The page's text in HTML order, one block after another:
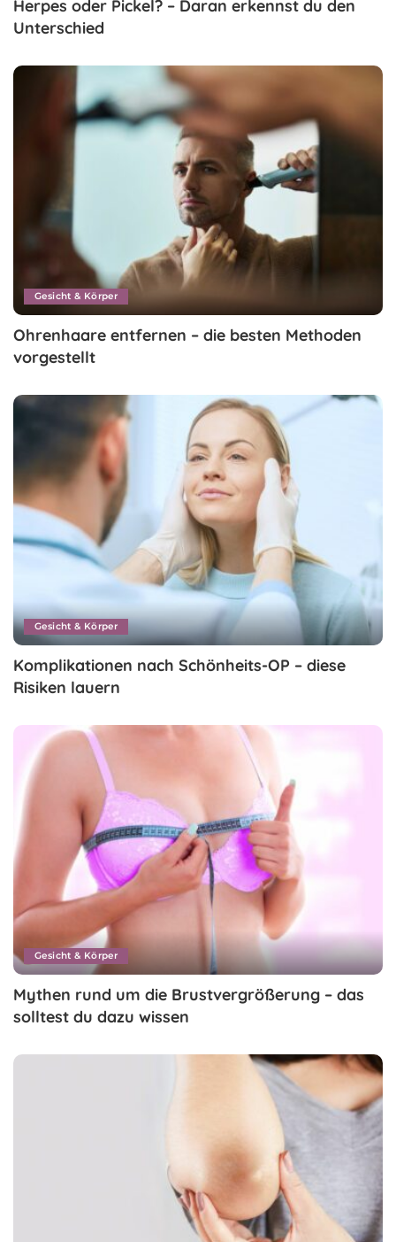
Herpes oder Pickel? – Daran erkennst du den
Unterschied
Gesicht & Körper
Ohrenhaare entfernen – die besten Methoden
vorgestellt
Gesicht & Körper
Komplikationen nach Schönheits-OP – diese
Risiken lauern
Gesicht & Körper
Mythen rund um die Brustvergrößerung – das
solltest du dazu wissen